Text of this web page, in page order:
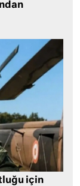
için